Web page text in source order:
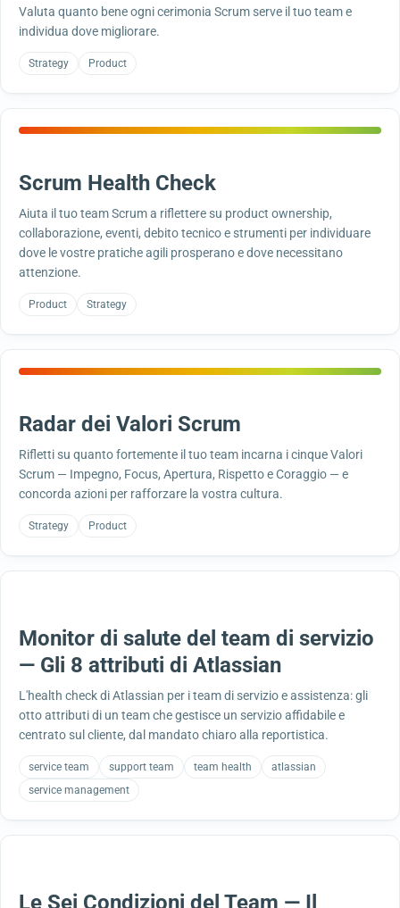
Valuta quanto bene ogni cerimonia Scrum serve il tuo team e
individua dove migliorare.
Strategy Product
Scrum Health Check
Aiuta il tuo team Scrum a riflettere su product ownership,
collaborazione, eventi, debito tecnico e strumenti per individuare
dove le vostre pratiche agili prosperano e dove necessitano
attenzione.
Product Strategy
Radar dei Valori Scrum
Rifletti su quanto fortemente il tuo team incarna i cinque Valori
Scrum — Impegno, Focus, Apertura, Rispetto e Coraggio — e
concorda azioni per rafforzare la vostra cultura.
Strategy Product
Monitor di salute del team di servizio
— Gli 8 attributi di Atlassian
L'health check di Atlassian per i team di servizio e assistenza: gli
otto attributi di un team che gestisce un servizio affidabile e
centrato sul cliente, dal mandato chiaro alla reportistica.
service team support team team health
atlassian
service management
Le Sei Condizioni del Team — Il